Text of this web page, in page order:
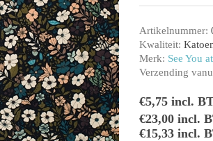
Artikelnummer:
Kwaliteit:
Merk: See You
Verzending
€5,75 incl.
€23,00 incl.
€15,33 incl.